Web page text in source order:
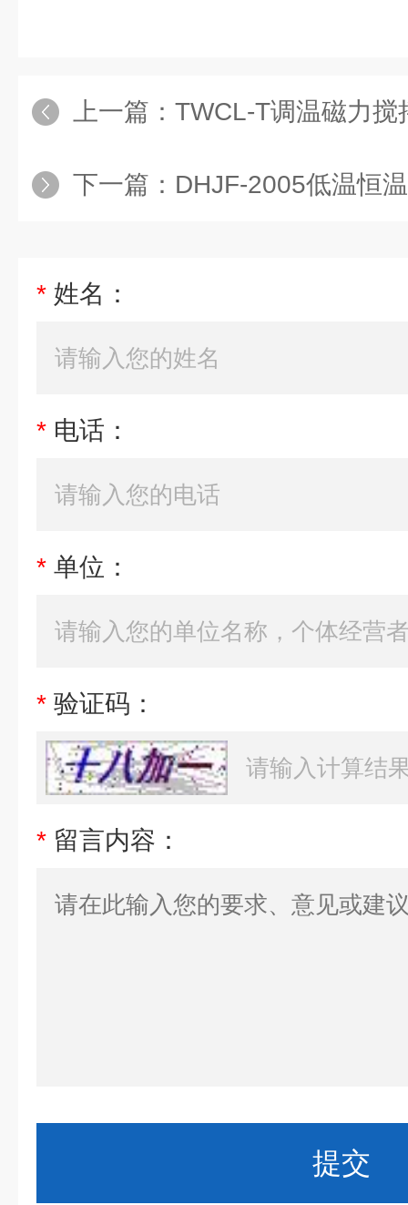
上一篇： TWCL-T调温磁力搅
下一篇： DHJF-2005低温恒
* 姓名：
* 电话：
* 单位：
* 验证码：
* 留言内容：